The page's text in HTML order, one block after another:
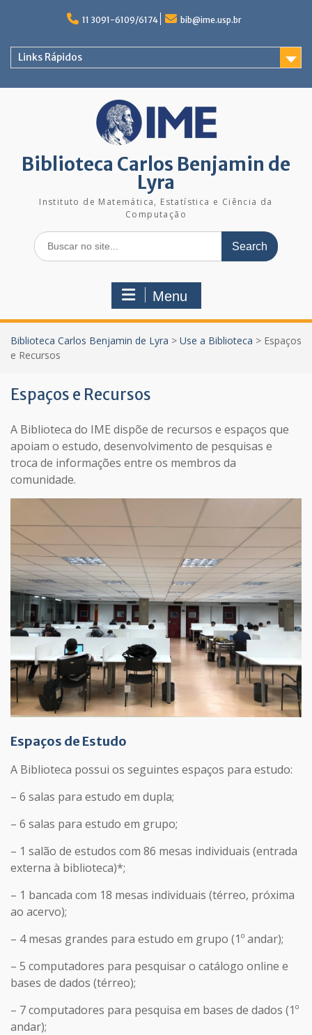
11 3091-6109/6174 bib@ime.usp.br
Links Rápidos
Biblioteca Carlos Benjamin de
Lyra
Instituto de Matemática, Estatística e Ciência da
Computação
Search
for:
Menu
Biblioteca Carlos Benjamin de Lyra > Use a Biblioteca > Espaços
e Recursos
Espaços e Recursos
A Biblioteca do IME dispõe de recursos e espaços que
apoiam o estudo, desenvolvimento de pesquisas e
troca de informações entre os membros da
comunidade.
Espaços de Estudo
A Biblioteca possui os seguintes espaços para estudo:
– 6 salas para estudo em dupla;
– 6 salas para estudo em grupo;
– 1 salão de estudos com 86 mesas individuais (entrada
externa à biblioteca)*;
– 1 bancada com 18 mesas individuais (térreo, próxima
ao acervo);
– 4 mesas grandes para estudo em grupo (1º andar);
– 5 computadores para pesquisar o catálogo online e
bases de dados (térreo);
– 7 computadores para pesquisa em bases de dados (1º
andar);